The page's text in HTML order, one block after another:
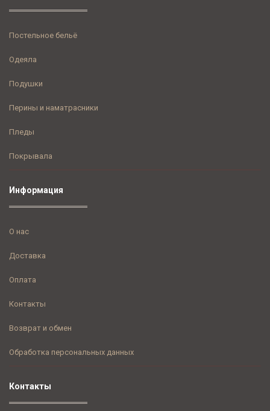
Контакты
Постельное бельё
Одеяла
Подушки
Перины и наматрасники
Пледы
Покрывала
Информация
О нас
Доставка
Оплата
Контакты
Возврат и обмен
Обработка персональных данных